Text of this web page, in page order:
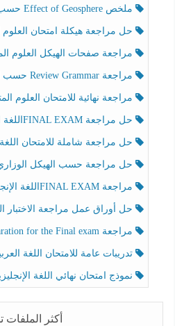
ملخص Effect of Geosphere حسب الهيكل الوزاري العلوم المتكاملة الصف الخامس انسبير الفصل الثالث
حل مراجعة هيكلة امتحان العلوم المتكاملة
مراجعة صفحات الهيكل العلوم المتكاملة
مراجعة Review Grammar حسب الهيكل اللغة الإنجليزية الصف الخامس الفصل الثالث
مراجعة نهائية للامتحان العلوم المتكاملة
حل مراجعة FINAL EXAMاللغة الإنجليزية الصف الخامس الفصل الثالث
حل مراجعة شاملة للامتحان اللغة
حل مراجعة حسب الهيكل الوزاري العلوم
مراجعة FINAL EXAMاللغة الإنجليزية الصف الخامس الفصل الثالث
حل أوراق عمل مراجعة الاختبار النهائي اللغة
مراجعة Preparation for the Final exam اللغة الإنجليزية الصف الرابع الفصل الثالث
تدريبات عامة للامتحان اللغة العربية
نموذج امتحان نهائي اللغة الإنجليزية
أكثر الملفات